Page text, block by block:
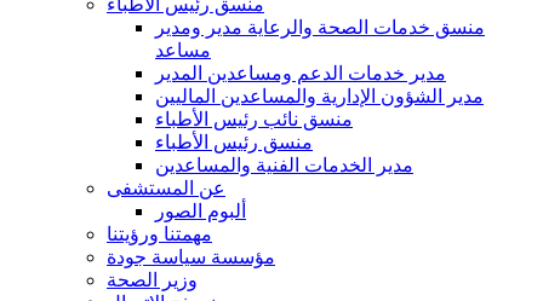
منسق خدمات الصحة والرعاية مدير ومدير
مساعد
مدير خدمات الدعم ومساعدين المدير
مدير الشؤون الإدارية والمساعدين الماليين
منسق نائب رئيس الأطباء
منسق رئيس الأطباء
مدير الخدمات الفنية والمساعدين
عن المستشفى
ألبوم الصور
مهمتنا ورؤيتنا
مؤسسة سياسة جودة
وزير الصحة